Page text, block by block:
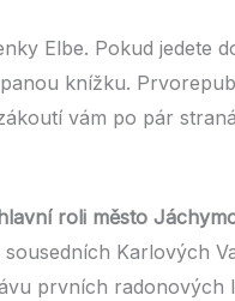
Elbe. Pokud jedete
knížku.
vám po pár
roli město
Karlových
prvních radonových